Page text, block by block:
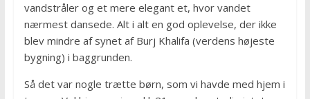
vandstråler og et mere elegant et, hvor vandet
nærmest dansede. Alt i alt en god oplevelse, der ikke
blev mindre af synet af Burj Khalifa (verdens højeste
bygning) i baggrunden.
Så det var nogle trætte børn, som vi havde med hjem i